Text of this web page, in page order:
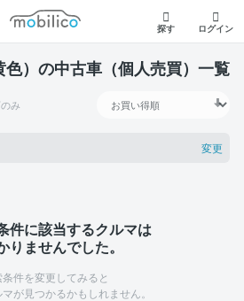
モビリコ
探す ログイン
）の中古車（個人売買）一覧
み
変更
件に該当するクルマは
りませんでした。
件を変更してみると
が見つかるかもしれません。